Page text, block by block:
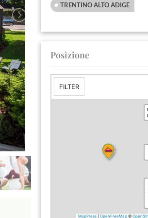
TRENTINO ALTO ADIGE
Posizione